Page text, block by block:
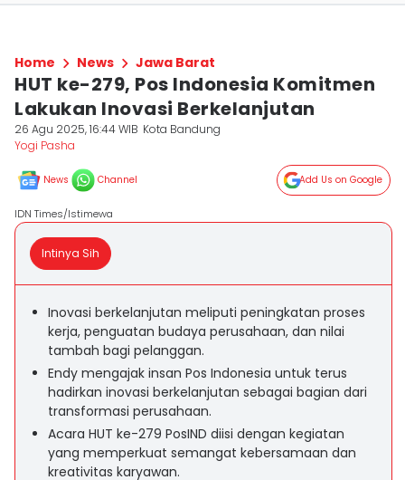
Home News Jawa Barat
HUT ke-279, Pos Indonesia Komitmen
Lakukan Inovasi Berkelanjutan
26 Agu 2025, 16:44 WIB Kota Bandung
Yogi Pasha
News Channel Add Us on Google
IDN Times/Istimewa
Intinya Sih
Inovasi berkelanjutan meliputi peningkatan proses
kerja, penguatan budaya perusahaan, dan nilai
tambah bagi pelanggan.
Endy mengajak insan Pos Indonesia untuk terus
hadirkan inovasi berkelanjutan sebagai bagian dari
transformasi perusahaan.
Acara HUT ke-279 PosIND diisi dengan kegiatan
yang memperkuat semangat kebersamaan dan
kreativitas karyawan.